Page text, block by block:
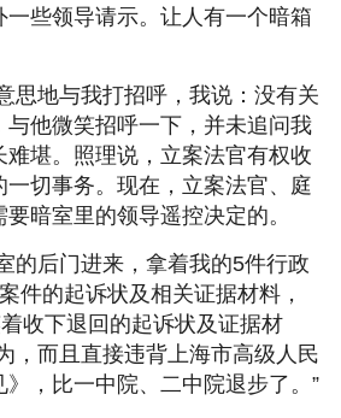
些领导请示。让人有一个暗箱
思地与我打招呼，我说：没有关
他微笑招呼一下，并未追问我
堪。照理说，立案法官有权收
切事务。现在，立案法官、庭
暗室里的领导遥控决定的。
的后门进来，拿着我的5件行政
件的起诉状及相关证据材料，
收下退回的起诉状及证据材
，而且直接违背上海市高级人民
，比一中院、二中院退步了。”